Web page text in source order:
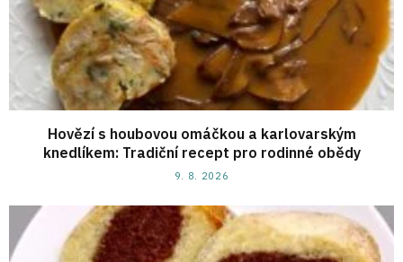
Hovězí s houbovou omáčkou a karlovarským
knedlíkem: Tradiční recept pro rodinné obědy
9. 8. 2026